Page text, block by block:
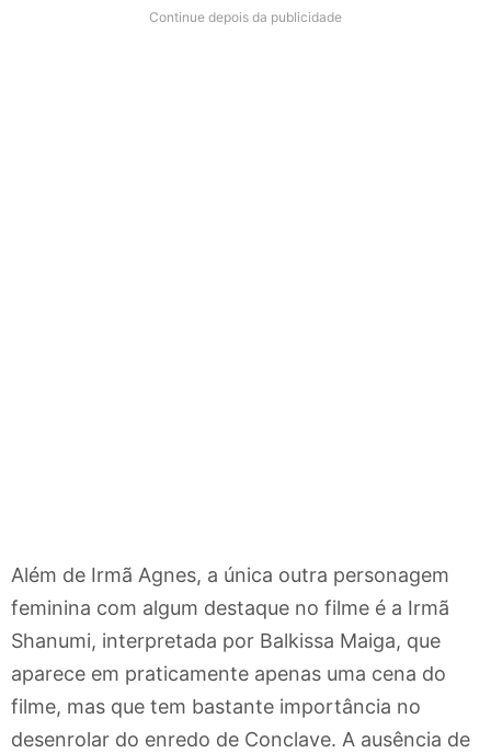
Continue depois da publicidade
Além de Irmã Agnes, a única outra personagem
feminina com algum destaque no filme é a Irmã
Shanumi, interpretada por Balkissa Maiga, que
aparece em praticamente apenas uma cena do
filme, mas que tem bastante importância no
desenrolar do enredo de Conclave. A ausência de